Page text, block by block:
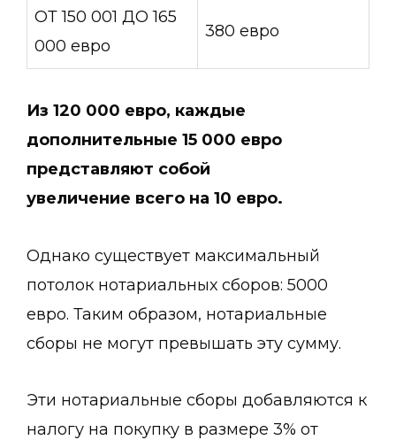
ОТ 150 001 ДО 165
000 евро
380 евро
Из 120 000 евро, каждые
дополнительные 15 000 евро
представляют собой
увеличение всего на 10 евро.
Однако существует максимальный
потолок нотариальных сборов: 5000
евро. Таким образом, нотариальные
сборы не могут превышать эту сумму.
Эти нотариальные сборы добавляются к
налогу на покупку в размере 3% от